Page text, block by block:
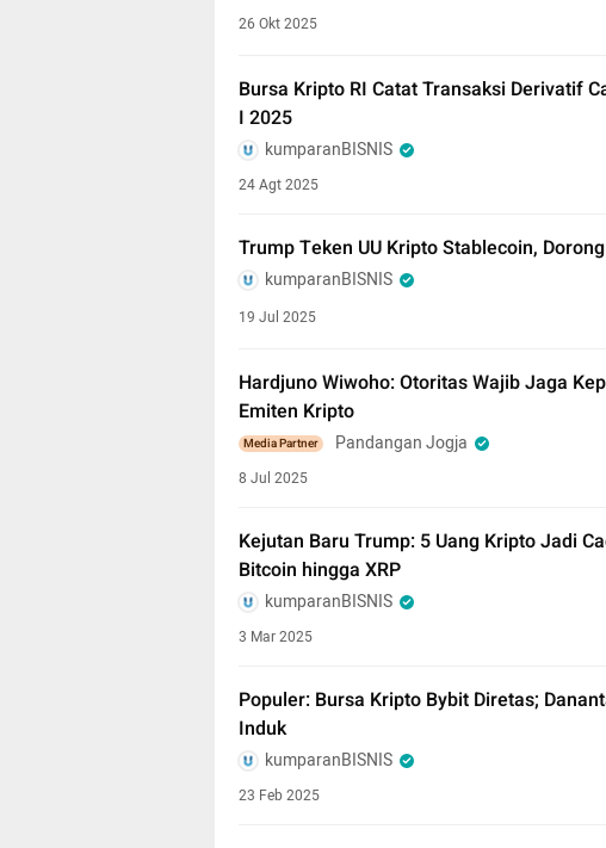
26 Okt 2025
Bursa Kripto RI Catat Transaksi Derivatif
I 2025
kumparanBISNIS
24 Agt 2025
Trump Teken UU Kripto Stablecoin,
kumparanBISNIS
19 Jul 2025
Hardjuno Wiwoho: Otoritas Wajib Jaga
Emiten Kripto
Media Partner Pandangan Jogja
8 Jul 2025
Kejutan Baru Trump: 5 Uang Kripto Jadi
Bitcoin hingga XRP
kumparanBISNIS
3 Mar 2025
Populer: Bursa Kripto Bybit Diretas;
Induk
kumparanBISNIS
23 Feb 2025